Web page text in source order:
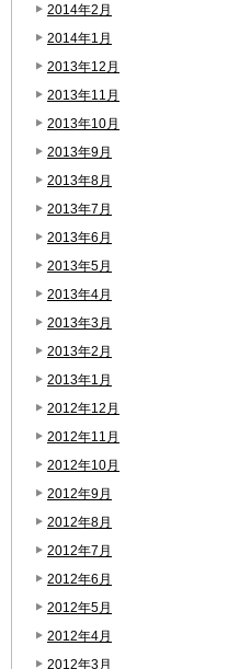
2014年2月
2014年1月
2013年12月
2013年11月
2013年10月
2013年9月
2013年8月
2013年7月
2013年6月
2013年5月
2013年4月
2013年3月
2013年2月
2013年1月
2012年12月
2012年11月
2012年10月
2012年9月
2012年8月
2012年7月
2012年6月
2012年5月
2012年4月
2012年3月